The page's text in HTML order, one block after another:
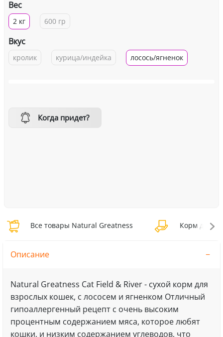
Вес
2 кг 600 гр
Вкус
кролик курица/индейка лосось/ягненок
Когда придет?
Все товары Natural Greatness Корм для
Описание
Natural Greatness Cat Field & River - сухой корм для
взрослых кошек, с лососем и ягненком Отличный
гипоаллергенный рецепт с очень высоким
процентным содержанием мяса, которое любят
кошки, и низким содержанием углеводов, что